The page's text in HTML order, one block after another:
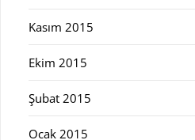
Kasım 2015
Ekim 2015
Şubat 2015
Ocak 2015